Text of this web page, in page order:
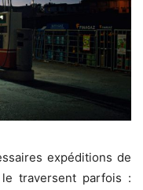
expéditions de
traversent parfois :